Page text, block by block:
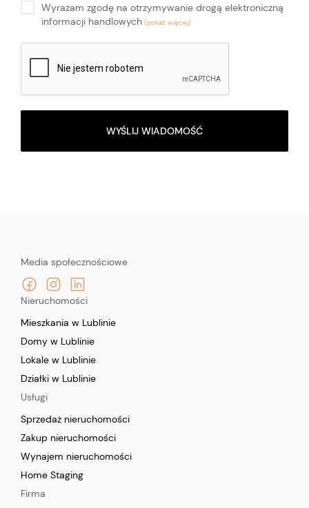
Wyrażam zgodę na otrzymywanie drogą elektroniczną
informacji handlowych
WYŚLIJ WIADOMOŚĆ
Media społecznościowe
Nieruchomości
Mieszkania w Lublinie
Domy w Lublinie
Lokale w Lublinie
Działki w Lublinie
Usługi
Sprzedaż nieruchomości
Zakup nieruchomości
Wynajem nieruchomości
Home Staging
Firma